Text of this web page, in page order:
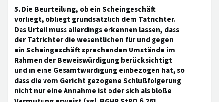
5. Die Beurteilung, ob ein Scheingeschäft
vorliegt, obliegt grundsätzlich dem Tatrichter.
Das Urteil muss allerdings erkennen lassen, dass
der Tatrichter die wesentlichen für und gegen
ein Scheingeschäft sprechenden Umstände im
Rahmen der Beweiswürdigung berücksichtigt
und in eine Gesamtwürdigung einbezogen hat, so
dass die vom Gericht gezogene Schlußfolgerung
nicht nur eine Annahme ist oder sich als bloße